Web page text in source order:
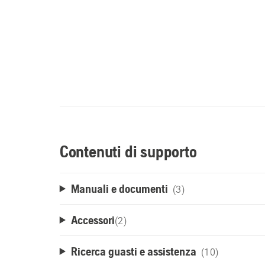
Contenuti di supporto
Manuali e documenti (3)
Accessori(2)
Ricerca guasti e assistenza (10)